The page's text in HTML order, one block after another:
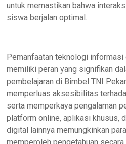
untuk memastikan bahwa
siswa berjalan optimal.
Pemanfaatan teknologi informasi
memiliki peran yang signifikan
pembelajaran di Bimbel TNI
memperluas aksesibilitas
serta memperkaya pengalaman
platform online, aplikasi khusus,
digital lainnya memungkinkan